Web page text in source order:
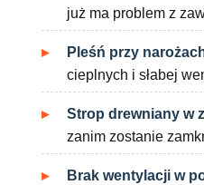
już ma problem z
Pleśń przy
cieplnych i słabej
Strop drewniany w
zanim zostanie
Brak wentylacji w